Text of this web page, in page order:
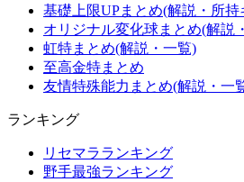
基礎上限UPまとめ(解説・所持
オリジナル変化球まとめ(解説
虹特まとめ(解説・一覧)
至高金特まとめ
友情特殊能力まとめ(解説・一
ランキング
リセマラランキング
野手最強ランキング